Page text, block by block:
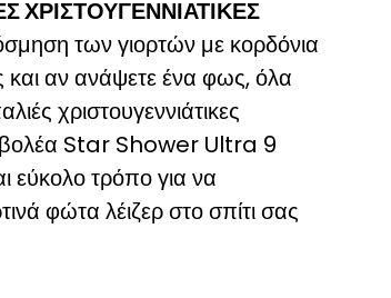
ΧΡΙΣΤΟΥΓΕΝΝΙΑΤΙΚΕΣ
των γιορτών με κορδόνια
και αν ανάψετε ένα φως, όλα
χριστουγεννιάτικες
Star Shower Ultra 9
εύκολο τρόπο για να
φώτα λέιζερ στο σπίτι σας